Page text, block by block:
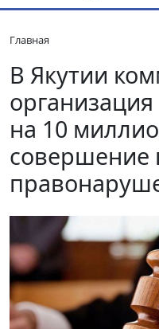
Главная
В Якутии
на 10
совершение